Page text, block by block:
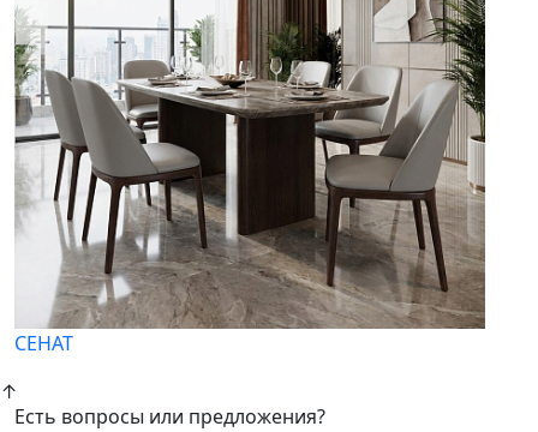
СЕНАТ
↑
Есть вопросы или предложения?